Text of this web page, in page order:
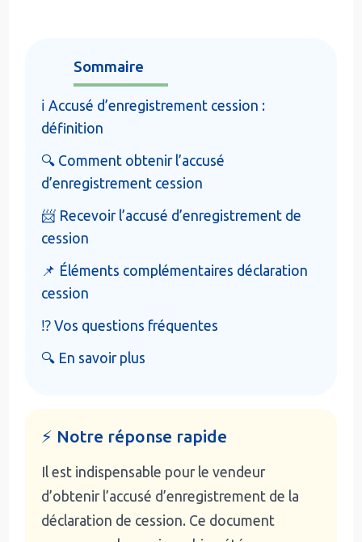
Sommaire
ℹ️ Accusé d’enregistrement cession :
définition
🔍 Comment obtenir l’accusé
d’enregistrement cession
📨 Recevoir l’accusé d’enregistrement de
cession
📌 Éléments complémentaires déclaration
cession
⁉️ Vos questions fréquentes
🔍 En savoir plus
⚡ Notre réponse rapide
Il est indispensable pour le vendeur
d’obtenir l’accusé d’enregistrement de la
déclaration de cession. Ce document